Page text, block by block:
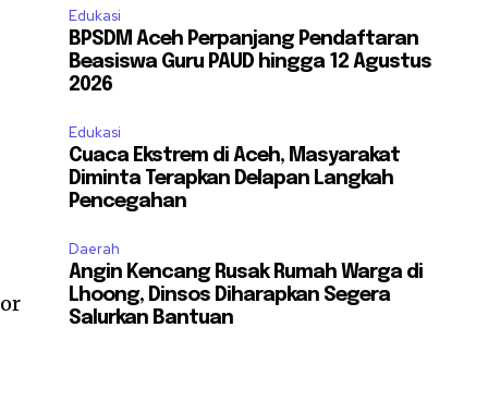
Edukasi
BPSDM Aceh Perpanjang Pendaftaran
Beasiswa Guru PAUD hingga 12 Agustus
2026
Edukasi
Cuaca Ekstrem di Aceh, Masyarakat
Diminta Terapkan Delapan Langkah
Pencegahan
Daerah
Angin Kencang Rusak Rumah Warga di
Lhoong, Dinsos Diharapkan Segera
Salurkan Bantuan